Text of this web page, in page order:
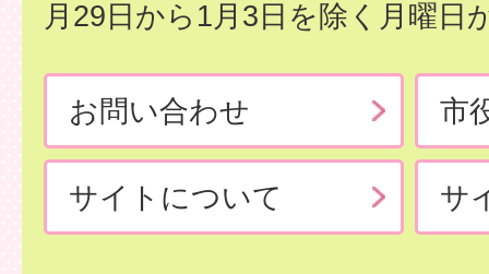
月29日から1月3日を除く月曜日
お問い合わせ 市
サイトについて サ